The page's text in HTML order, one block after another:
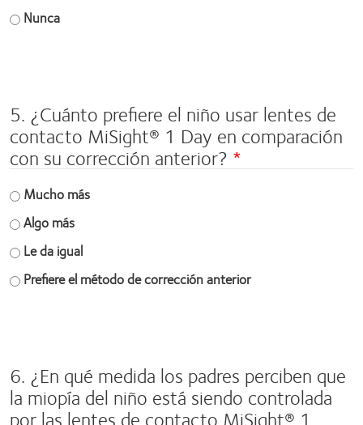
Nunca
5. ¿Cuánto prefiere el niño usar lentes de
contacto MiSight® 1 Day en comparación
con su corrección anterior?
Mucho más
Algo más
Le da igual
Prefiere el método de corrección anterior
6. ¿En qué medida los padres perciben que
la miopía del niño está siendo controlada
por las lentes de contacto MiSight® 1